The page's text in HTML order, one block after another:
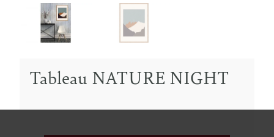
Tableau NATURE NIGHT